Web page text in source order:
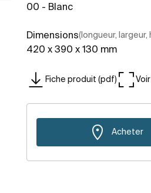
00 - Blanc
Dimensions(longueur, largeur,
420 x 390 x 130 mm
Fiche produit (pdf)
Acheter